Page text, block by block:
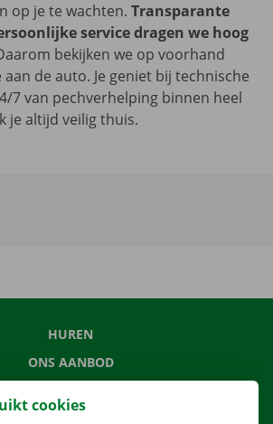
op je te wachten. Transparante
service dragen we hoog
bekijken we op voorhand
de auto. Je geniet bij technische
7 van pechverhelping binnen heel
je altijd veilig thuis.
HUREN
ONS AANBOD
cookies